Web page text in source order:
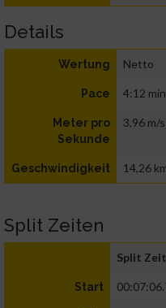
Details
Wertung Netto
Pace 4:12
Meter pro
Sekunde
3,96 m/s
Geschwindigkeit 14,26
Split Zeiten
Split
Start